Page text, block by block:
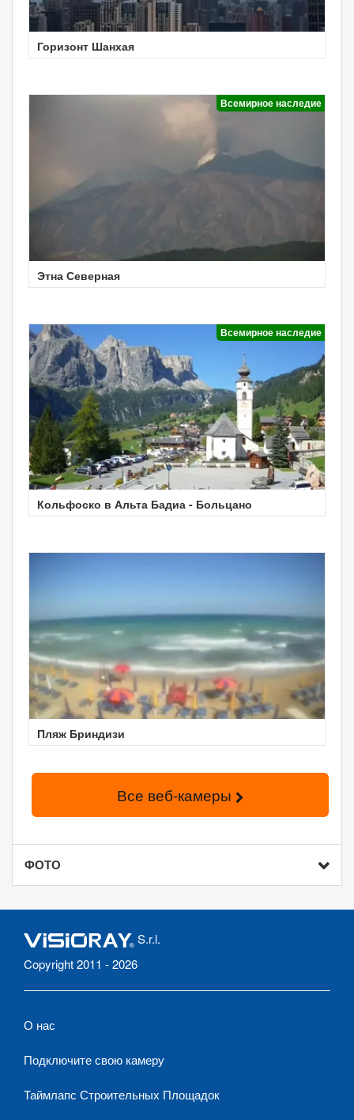
Горизонт Шанхая
Всемирное наследие
Этна Северная
Всемирное наследие
Кольфоско в Альта Бадиа - Больцано
Пляж Бриндизи
Все веб-камеры
ФОТО
S.r.l.
Copyright 2011 - 2026
О нас
Подключите свою камеру
Таймлапс Строительных Площадок